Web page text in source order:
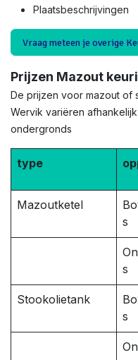
Plaatsbeschrijvingen
Vraag meteen je overige
Prijzen Mazout
De prijzen voor mazout of
Wervik variëren
ondergronds
type
Mazoutketel
s
s
Stookolietank
s